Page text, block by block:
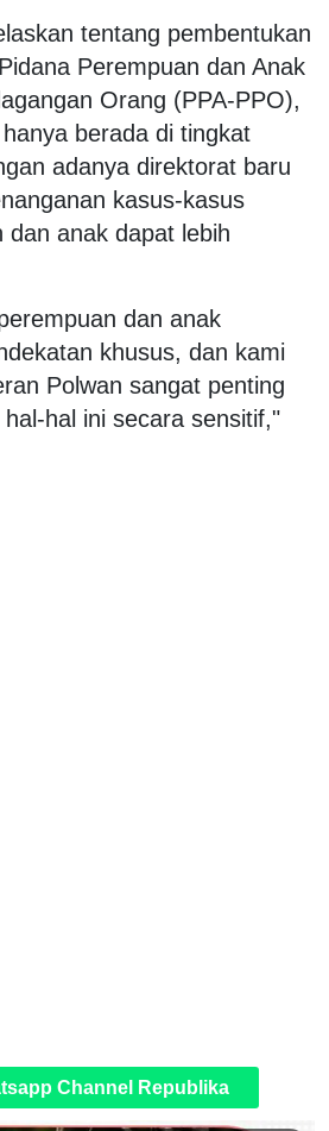
tentang pembentukan
Perempuan dan Anak
Orang (PPA-PPO),
berada di tingkat
adanya direktorat baru
kasus-kasus
anak dapat lebih
dan anak
khusus, dan kami
Polwan sangat penting
hal ini secara sensitif,"
Channel Republika